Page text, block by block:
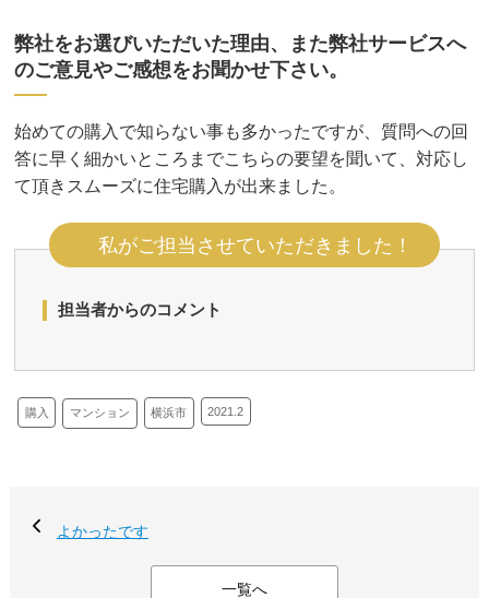
弊社をお選びいただいた理由、また弊社サービスへ
のご意見やご感想をお聞かせ下さい。
始めての購入で知らない事も多かったですが、質問への回
答に早く細かいところまでこちらの要望を聞いて、対応し
て頂きスムーズに住宅購入が出来ました。
私がご担当させていただきました！
担当者からのコメント
購入 マンション 横浜市 2021.2
よかったです
一覧へ